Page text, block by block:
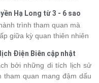
tạo nên một chuyến đi
Hạ Long từ 3 - 6 sao
trình tham quan mà
giữa kỳ quan thiên nhiên
khi lựa chọn. Bài viết
thuyền Hạ Long mới nhất
sánh và tìm được hành
Điện Biên cập nhật
bởi những di tích lịch sử
quan mang đậm dấu